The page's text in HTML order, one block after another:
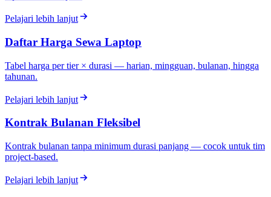
Pelajari lebih lanjut
Daftar Harga Sewa Laptop
Tabel harga per tier × durasi — harian, mingguan, bulanan, hingga
tahunan.
Pelajari lebih lanjut
Kontrak Bulanan Fleksibel
Kontrak bulanan tanpa minimum durasi panjang — cocok untuk tim
project-based.
Pelajari lebih lanjut